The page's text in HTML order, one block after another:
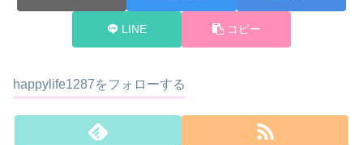
LINE コピー
happylife1287をフォローする